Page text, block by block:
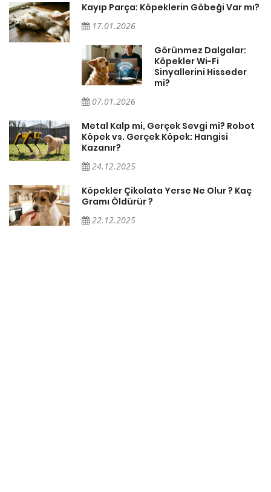
Kayıp Parça: Köpeklerin Göbeği Var mı?
17.01.2026
Görünmez Dalgalar:
Köpekler Wi-Fi
Sinyallerini Hisseder
mi?
07.01.2026
Metal Kalp mi, Gerçek Sevgi mi? Robot
Köpek vs. Gerçek Köpek: Hangisi
Kazanır?
24.12.2025
Köpekler Çikolata Yerse Ne Olur ? Kaç
Gramı Öldürür ?
22.12.2025